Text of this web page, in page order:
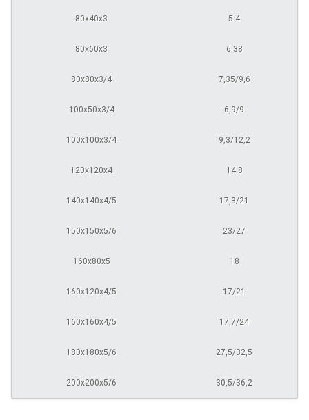
80х40х3 5.4
80х60х3 6.38
80х80х3/4 7,35/9,6
100х50х3/4 6,9/9
100х100х3/4 9,3/12,2
120х120х4 14.8
140х140х4/5 17,3/21
150х150х5/6 23/27
160х80х5 18
160х120х4/5 17/21
160х160х4/5 17,7/24
180х180х5/6 27,5/32,5
200х200х5/6 30,5/36,2